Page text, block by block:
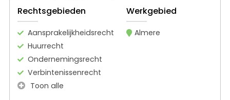
Rechtsgebieden
Aansprakelijkheidsrecht
Huurrecht
Ondernemingsrecht
Verbintenissenrecht
Toon alle
Werkgebied
Almere